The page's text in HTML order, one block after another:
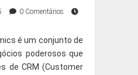
0 Comentários
é um conjunto de
poderosos que
de CRM (Customer